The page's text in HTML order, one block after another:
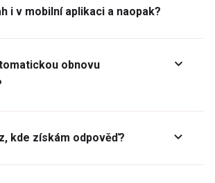
i v mobilní aplikaci a naopak?
obnovu
kde získám odpověď?